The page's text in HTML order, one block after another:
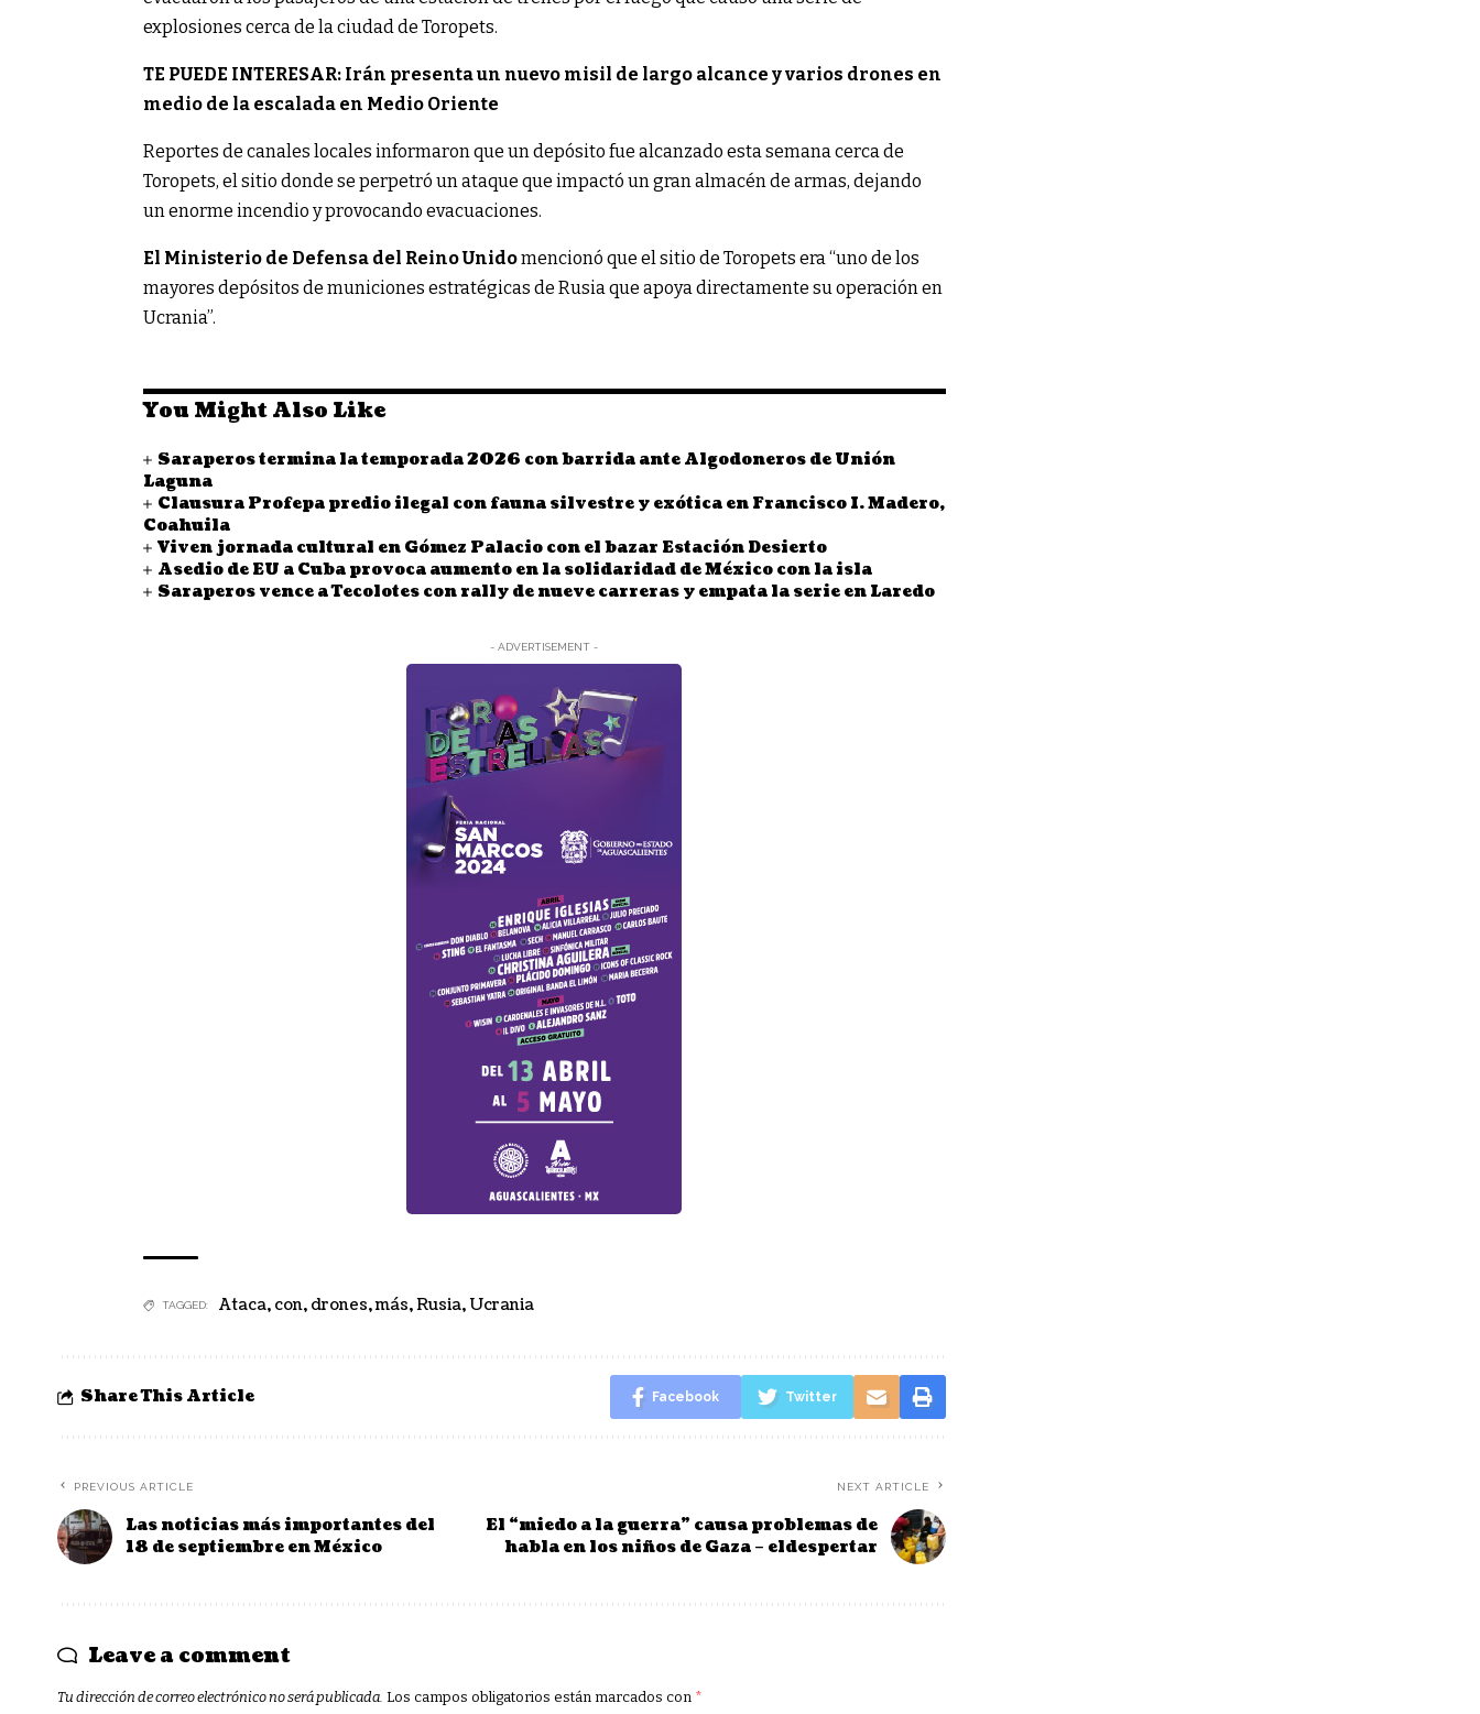
explosiones cerca de la ciudad de Toropets.
TE PUEDE INTERESAR: Irán presenta un nuevo misil de largo alcance y varios drones en
medio de la escalada en Medio Oriente
Reportes de canales locales informaron que un depósito fue alcanzado esta semana cerca de
Toropets, el sitio donde se perpetró un ataque que impactó un gran almacén de armas, dejando
un enorme incendio y provocando evacuaciones.
El Ministerio de Defensa del Reino Unidomencionó que el sitio de Toropets era “uno de los
mayores depósitos de municiones estratégicas de Rusia que apoya directamente su operación en
Ucrania”.
You Might Also Like
Saraperos termina la temporada 2026 con barrida ante Algodoneros de Unión
Laguna
Clausura Profepa predio ilegal con fauna silvestre y exótica en Francisco I. Madero,
Coahuila
Viven jornada cultural en Gómez Palacio con el bazar Estación Desierto
Asedio de EU a Cuba provoca aumento en la solidaridad de México con la isla
Saraperos vence a Tecolotes con rally de nueve carreras y empata la serie en Laredo
- ADVERTISEMENT -
TAGGED: Ataca, con, drones,más,Rusia,Ucrania
Share This Article Facebook Twitter
PREVIOUS ARTICLE
Las noticias más importantes del
18 de septiembre en México
NEXT ARTICLE
El “miedo a la guerra” causa problemas de
habla en los niños de Gaza – eldespertar
Leave a comment
Tu dirección de correo electrónico no será publicada. Los campos obligatorios están marcados con *